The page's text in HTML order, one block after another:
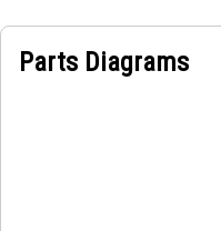
Parts Diagrams